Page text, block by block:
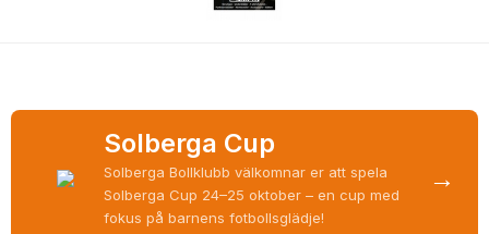
Solberga Cup
Solberga Bollklubb välkomnar er att spela
Solberga Cup 24–25 oktober – en cup med
fokus på barnens fotbollsglädje!
→